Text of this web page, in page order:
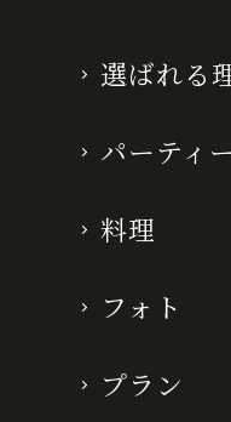
選ばれる
パーティ
料理
フォト
プラン